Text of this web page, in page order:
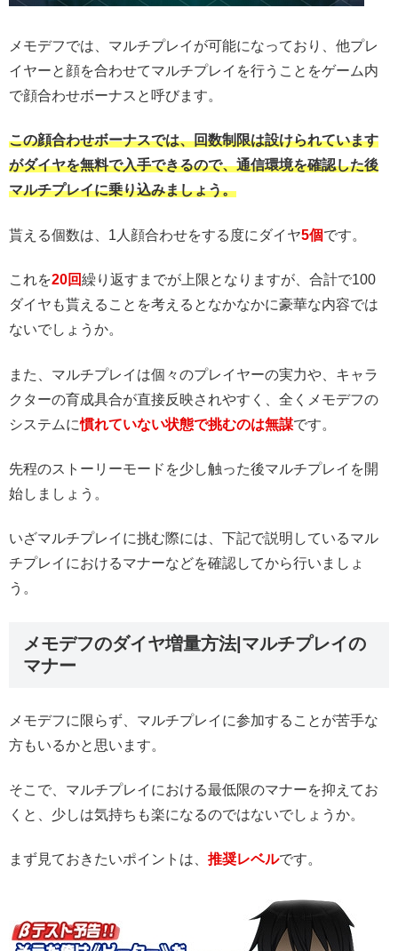
メモデフでは、マルチプレイが可能になっており、他プレ
イヤーと顔を合わせてマルチプレイを行うことをゲーム内
で顔合わせボーナスと呼びます。
この顔合わせボーナスでは、回数制限は設けられています
がダイヤを無料で入手できるので、通信環境を確認した後
マルチプレイに乗り込みましょう。
貰える個数は、1人顔合わせをする度にダイヤ5個です。
これを20回繰り返すまでが上限となりますが、合計で100
ダイヤも貰えることを考えるとなかなかに豪華な内容では
ないでしょうか。
また、マルチプレイは個々のプレイヤーの実力や、キャラ
クターの育成具合が直接反映されやすく、全くメモデフの
システムに慣れていない状態で挑むのは無謀です。
先程のストーリーモードを少し触った後マルチプレイを開
始しましょう。
いざマルチプレイに挑む際には、下記で説明しているマル
チプレイにおけるマナーなどを確認してから行いましょ
う。
メモデフのダイヤ増量方法|マルチプレイの
マナー
メモデフに限らず、マルチプレイに参加することが苦手な
方もいるかと思います。
そこで、マルチプレイにおける最低限のマナーを抑えてお
くと、少しは気持ちも楽になるのではないでしょうか。
まず見ておきたいポイントは、 推奨レベルです。